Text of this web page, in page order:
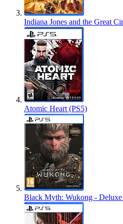
Indiana Jones and the Great
Atomic Heart (PS5)
Black Myth: Wukong -